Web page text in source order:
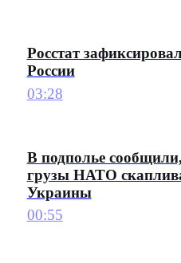
Росстат
России
03:28
В подполье
грузы НАТО
Украины
00:55